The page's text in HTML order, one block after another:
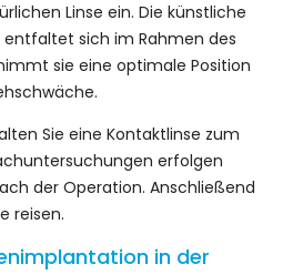
Linse ein. Die künstliche
entfaltet sich im Rahmen des
sie eine optimale Position
Sie eine Kontaktlinse zum
erfolgen
der Operation. Anschließend
reisen.
in der